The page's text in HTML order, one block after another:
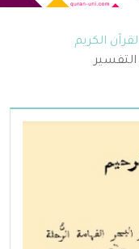
الكريم
التفسير